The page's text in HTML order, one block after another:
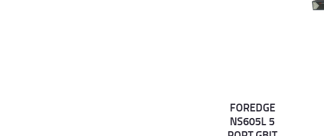
Det
ails
FOREDGE
NS605L 5